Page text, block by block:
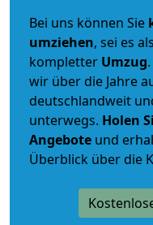
Bei uns können Sie
umziehen, sei es als
kompletter Umzug
wir über die Jahre
deutschlandweit
unterwegs. Holen
Angebote und
Überblick über die